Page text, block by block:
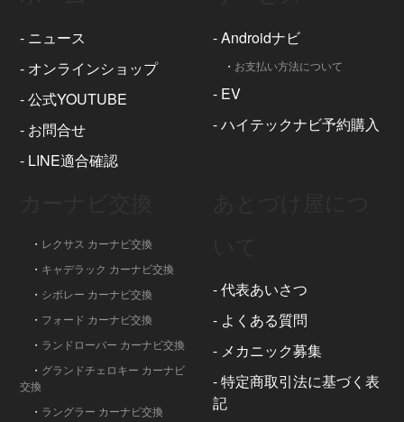
- ニュース
- オンラインショップ
-公式YOUTUBE
- お問合せ
- LINE適合確認
-Androidナビ
・ お支払い方法について
- EV
-ハイテックナビ予約購入
・ レクサス カーナビ交換
・ キャデラック カーナビ交換
・ シボレー カーナビ交換
・ フォード カーナビ交換
・ ランドローバー カーナビ交換
・ グランドチェロキー カーナビ
交換
・ ラングラー カーナビ交換
-代表あいさつ
- よくある質問
- メカニック募集
-特定商取引法に基づく表
記